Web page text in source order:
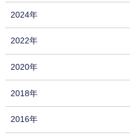
2024年
2022年
2020年
2018年
2016年